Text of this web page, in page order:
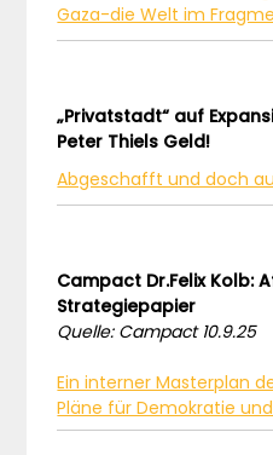
Gaza-die Welt im
„Privatstadt“ auf
Peter Thiels Geld!
Abgeschafft und doch
Campact Dr.Felix Kolb:
Strategiepapier
Quelle: Campact 10.9.25
Ein interner Masterplan
Pläne für Demokratie